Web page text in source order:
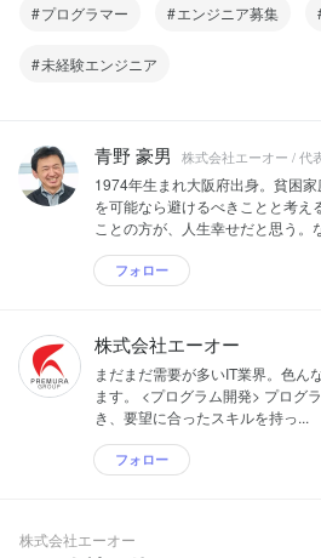
プログラマー エンジニア募集
未経験エンジニア
青野 豪男 株式会社エーオー / 代
1974年生まれ大阪府出身。貧困家
を可能なら避けるべきことと考え
ことの方が、人生幸せだと思う。
フォロー
株式会社エーオー
まだまだ需要が多いIT業界。色ん
ます。 <プログラム開発> プログ
き、要望に合ったスキルを持っ...
フォロー
株式会社エーオー